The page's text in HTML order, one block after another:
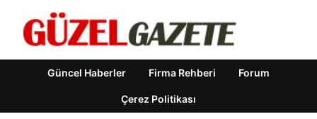
Güncel Haberler Firma Rehberi Forum
Çerez Politikası